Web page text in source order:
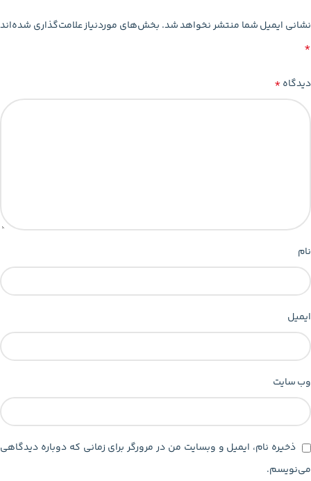
نشانی ایمیل شما منتشر نخواهد شد. بخش‌های موردنیاز علامت‌گذاری شده‌اند
*
دیدگاه*
نام
ایمیل
وب‌ سایت
ذخیره نام، ایمیل و وبسایت من در مرورگر برای زمانی که دوباره دیدگاهی
می‌نویسم.